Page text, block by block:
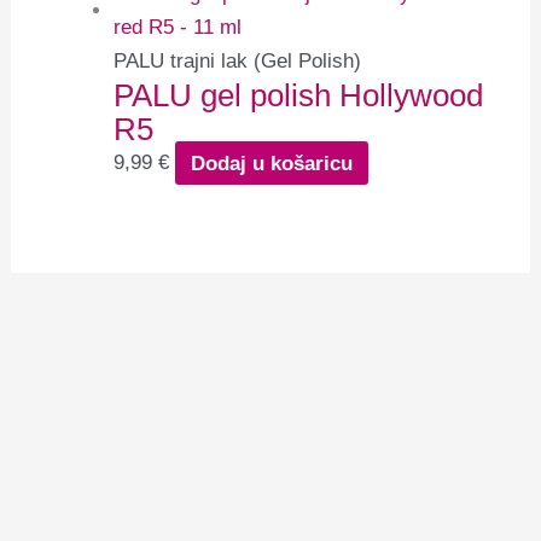
PALU trajni lak (Gel Polish)
PALU gel polish Hollywood
R5
9,99€ Dodaj u košaricu